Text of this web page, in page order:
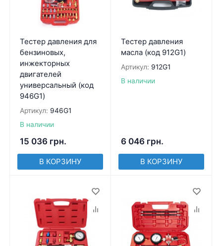
Тестер давления для
бензиновых,
инжекторных
двигателей
универсальный (код
946G1)
Артикул: 946G1
В наличии
15 036 грн.
В КОРЗИНУ
Тестер давления
масла (код 912G1)
Артикул: 912G1
В наличии
6 046 грн.
В КОРЗИНУ